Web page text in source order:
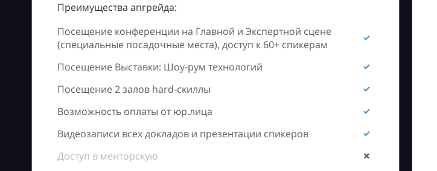
Преимущества апгрейда:
Посещение конференции на Главной и Экспертной сцене
(специальные посадочные места), доступ к 60+ спикерам
Посещение Выставки: Шоу-рум технологий
Посещение 2 залов hard-скиллы
Возможность оплаты от юр.лица
Видеозаписи всех докладов и презентации спикеров
Доступ в менторскую